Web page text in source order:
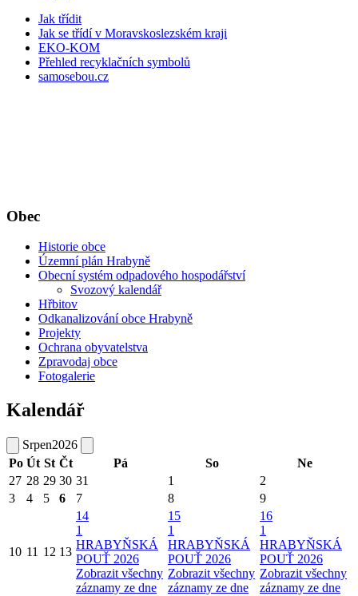
Jak třídit
Jak se třídí v Moravskoslezském kraji
EKO-KOM
Přehled recyklačních symbolů
samosebou.cz
Obec
Historie obce
Územní plán Hrabyně
Obecní systém odpadového hospodářství
Svozový kalendář
Hřbitov
Odkanalizování obce Hrabyně
Projekty
Ochrana obyvatelstva
Zpravodaj obce
Fotogalerie
Kalendář
Srpen2026
Po Út St Čt Pá So
Ne
27 28 29 30 31 1
2
3
4 5 6 7 8 9
10 11 12 13
14
1
HRABYŇSKÁ
POUŤ 2026
Zobrazit všechny
záznamy ze dne
15
1
HRABYŇSKÁ
POUŤ 2026
Zobrazit všechny
záznamy ze dne
16
1
HRABYŇSKÁ
POUŤ 2026
Zobrazit všechny
záznamy ze dne